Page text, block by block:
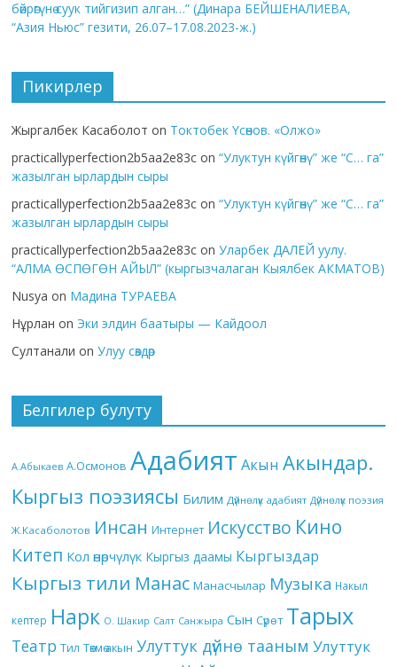
бөйрөгүнө суук тийгизип алган…” (Динара БЕЙШЕНАЛИЕВА,
“Азия Ньюс” гезити, 26.07–17.08.2023-ж.)
Пикирлер
Жыргалбек Касаболот on Токтобек Үсөнов. «Олжо»
practicallyperfection2b5aa2e83c on“Улуктун күйгөнү” же “С… га”
жазылган ырлардын сыры
practicallyperfection2b5aa2e83c on“Улуктун күйгөнү” же “С… га”
жазылган ырлардын сыры
practicallyperfection2b5aa2e83c onУларбек ДАЛЕЙ уулу.
“АЛМА ӨСПӨГӨН АЙЫЛ” (кыргызчалаган Кыялбек АКМАТОВ)
Nusya on Мадина ТУРАЕВА
Нұрлан on Эки элдин баатыры — Кайдоол
Султанали onУлуу сөздөр
Белгилер булуту
А.Абыкаев А.Осмонов Адабият Акын Акындар.
Кыргыз поэзиясы Билим Дүйнөлүк адабият Дүйнөлүк поэзия
Ж.Касаболотов Инсан Интернет Искусство Кино
Китеп Кол өнөрчүлүк Кыргыз даамы Кыргыздар
Кыргыз тили Манас Манасчылар Музыка Накыл
кептер Нарк О. Шакир Салт Санжыра Сын Сүрөт Тарых
Театр Тил Төкмө акын Улуттук дүйнө тааным Улуттук